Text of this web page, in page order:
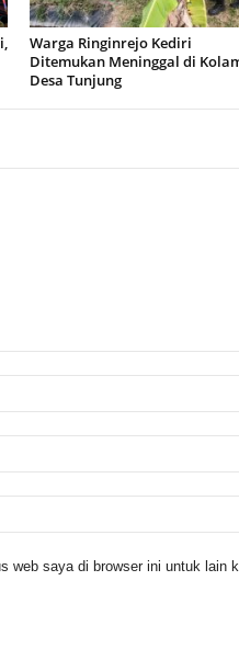
Warga Ringinrejo Kediri
Ditemukan Meninggal di
Desa Tunjung
web saya di browser ini untuk lain